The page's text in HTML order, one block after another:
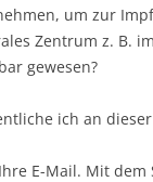
um zur
Zentrum z. B.
gewesen?
ich an
E-Mail. Mit dem